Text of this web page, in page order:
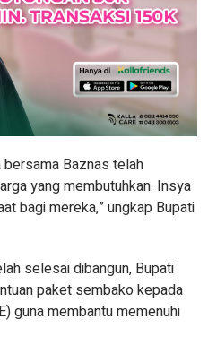
bersama Baznas telah
yang membutuhkan. Insya
bagi mereka,” ungkap Bupati
selesai dibangun, Bupati
paket sembako kepada
guna membantu memenuhi